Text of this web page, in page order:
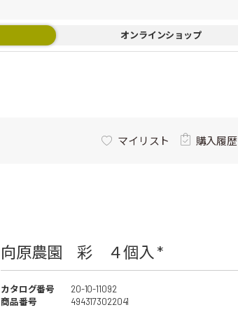
オンラインショップ
マイリスト 購入履歴
向原農園 彩 ４個入 *
カタログ番号
20-10-11092
商品番号
4943173022041